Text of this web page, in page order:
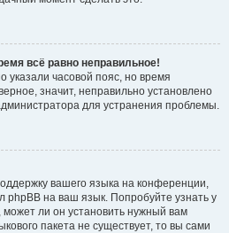
всё равно неправильное!
указали часовой пояс, но время
значит, неправильно установлено
для устранения проблемы.
вашего языка на конференции,
phpBB на ваш язык. Попробуйте узнать у
ли он установить нужный вам
пакета не существует, то вы сами